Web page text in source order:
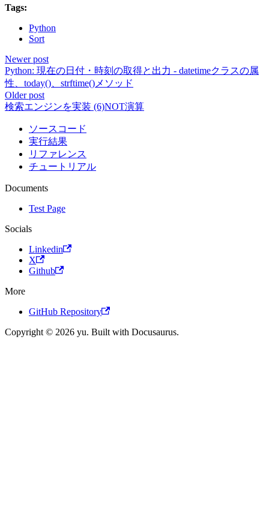
Tags:
Python
Sort
Newer post
Python: 現在の日付・時刻の取得と出力 - datetimeクラスの属
性、today()、strftime()メソッド
Older post
検索エンジンを実装 (6)NOT演算
ソースコード
実行結果
リファレンス
チュートリアル
Documents
Test Page
Socials
Linkedin
X
Github
More
GitHub Repository
Copyright © 2026 yu. Built with Docusaurus.